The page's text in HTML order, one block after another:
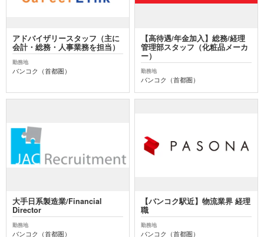
アドバイザリースタッフ（主に
会計・総務・人事業務を担当）
勤務地
バンコク（首都圏）
【高待遇/年金加入】総務/経理
管理部スタッフ（化粧品メーカ
ー）
勤務地
バンコク（首都圏）
大手日系製造業/Financial
Director
勤務地
バンコク（首都圏）
【バンコク駅近】物流業界 経理
職
勤務地
バンコク（首都圏）